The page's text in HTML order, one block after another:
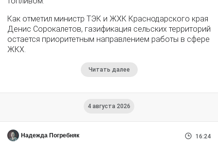
Как отметил министр ТЭК и ЖХК Краснодарского края
Денис Сорокалетов, газификация сельских территорий
остается приоритетным направлением работы в сфере
ЖКХ.
Читать далее
4 августа 2026
Надежда Погребняк 16:24